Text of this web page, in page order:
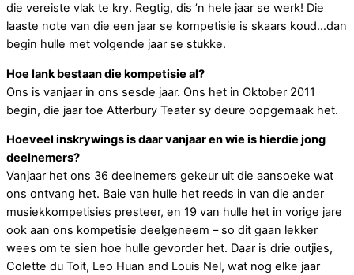
die vereiste vlak te kry. Regtig, dis ’n hele jaar se werk! Die
laaste note van die een jaar se kompetisie is skaars koud…dan
begin hulle met volgende jaar se stukke.
Hoe lank bestaan die kompetisie al?
Ons is vanjaar in ons sesde jaar. Ons het in Oktober 2011
begin, die jaar toe Atterbury Teater sy deure oopgemaak het.
Hoeveel inskrywings is daar vanjaar en wie is hierdie jong
deelnemers?
Vanjaar het ons 36 deelnemers gekeur uit die aansoeke wat
ons ontvang het. Baie van hulle het reeds in van die ander
musiekkompetisies presteer, en 19 van hulle het in vorige jare
ook aan ons kompetisie deelgeneem – so dit gaan lekker
wees om te sien hoe hulle gevorder het. Daar is drie outjies,
Colette du Toit, Leo Huan and Louis Nel, wat nog elke jaar